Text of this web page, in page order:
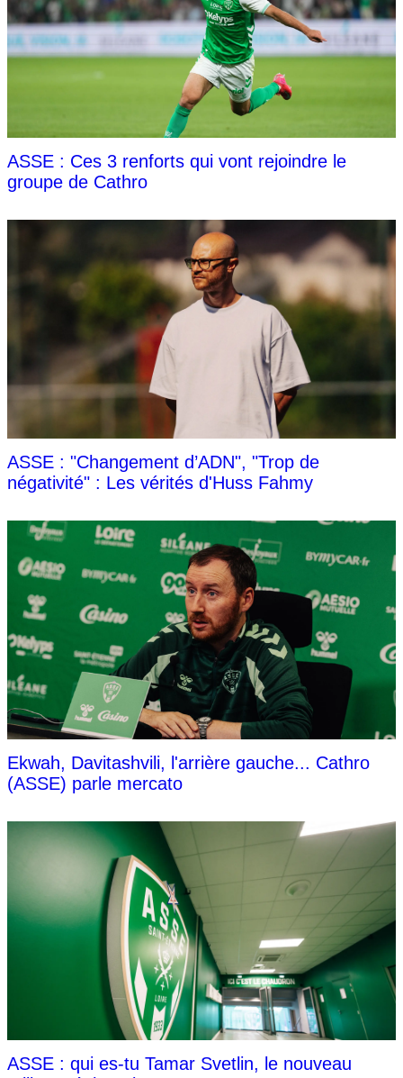
ASSE : Ces 3 renforts qui vont rejoindre le
groupe de Cathro
ASSE : "Changement d’ADN", "Trop de
négativité" : Les vérités d'Huss Fahmy
Ekwah, Davitashvili, l'arrière gauche... Cathro
(ASSE) parle mercato
ASSE : qui es-tu Tamar Svetlin, le nouveau